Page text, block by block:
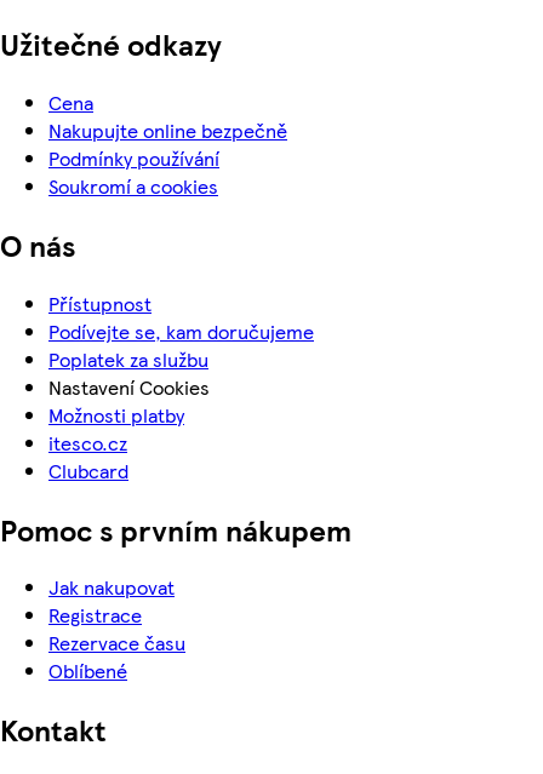
Užitečné odkazy
Cena
Nakupujte online bezpečně
Podmínky používání
Soukromí a cookies
O nás
Přístupnost
Podívejte se, kam doručujeme
Poplatek za službu
Nastavení Cookies
Možnosti platby
itesco.cz
Clubcard
Pomoc s prvním nákupem
Jak nakupovat
Registrace
Rezervace času
Oblíbené
Kontakt